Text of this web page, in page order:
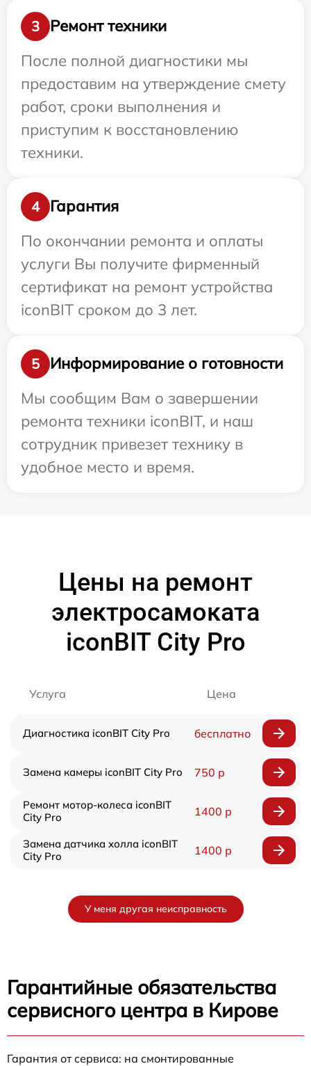
3
Ремонт техники
После полной диагностики мы
предоставим на утверждение смету
работ, сроки выполнения и
приступим к восстановлению
техники.
4
Гарантия
По окончании ремонта и оплаты
услуги Вы получите фирменный
сертификат на ремонт устройства
iconBIT сроком до 3 лет.
5
Информирование о готовности
Мы сообщим Вам о завершении
ремонта техники iconBIT, и наш
сотрудник привезет технику в
удобное место и время.
Цены на ремонт
электросамоката
iconBIT City Pro
Услуга Цена
Диагностика iconBIT City Pro бесплатно
Замена камеры iconBIT City Pro 750 р
Ремонт мотор-колеса iconBIT
City Pro
1400 р
Замена датчика холла iconBIT
City Pro
1400 р
У меня другая неисправность
Гарантийные обязательства
сервисного центра в Кирове
Гарантия от сервиса: на смонтированные